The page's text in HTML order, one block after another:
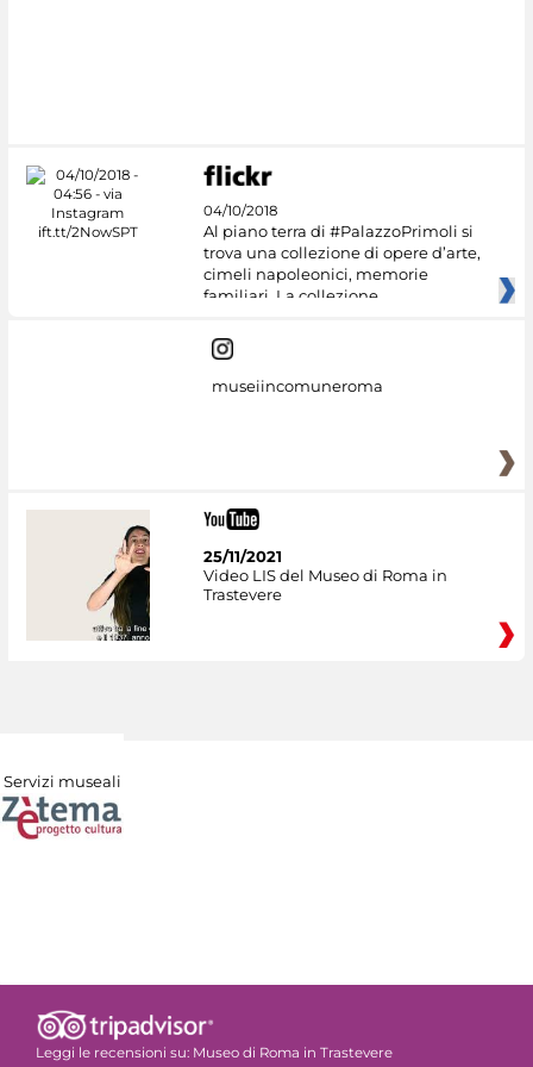
04/10/2018
Al piano terra di #PalazzoPrimoli si
trova una collezione di opere d’arte,
cimeli napoleonici, memorie
familiari. La collezione
museiincomuneroma
25/11/2021
Video LIS del Museo di Roma in
Trastevere
Servizi museali
Leggi le recensioni su: Museo di Roma in Trastevere